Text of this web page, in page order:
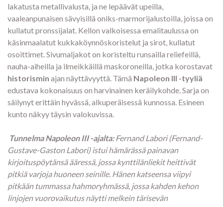
lakatusta metallivalusta, ja ne lepäävät upeilla,
vaaleanpunaisen sävyisillä oniks-marmorijalustoilla, joissa on
kullatut pronssijalat. Kellon valkoisessa emalitaulussa on
käsinmaalatut kukkaköynnöskoristelut ja sirot, kullatut
osoittimet. Sivumaljakot on koristeltu runsailla reliefeillä,
nauha-aiheilla ja ilmeikkäillä maskoroneilla, jotka korostavat
historismin ajan näyttävyyttä. Tämä Napoleon III -tyyliä
edustava kokonaisuus on harvinainen keräilykohde. Sarja on
säilynyt erittäin hyvässä, alkuperäisessä kunnossa. Esineen
kunto näkyy täysin valokuvissa.
Tunnelma Napoleon III -ajalta: Fernand Labori (Fernand-
Gustave-Gaston Labori) istui hämärässä painavan
kirjoituspöytänsä ääressä, jossa kynttilänliekit heittivät
pitkiä varjoja huoneen seinille. Hänen katseensa viipyi
pitkään tummassa hahmoryhmässä, jossa kahden kehon
linjojen vuorovaikutus näytti melkein tärisevän